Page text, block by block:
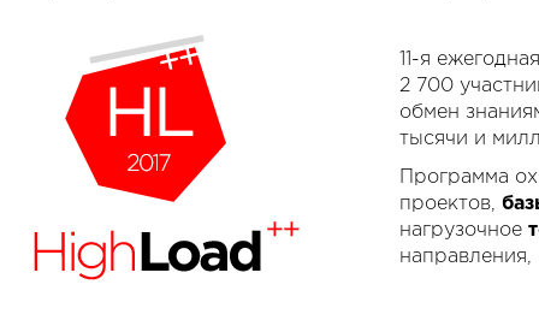
11-я
2 700
обмен
тысячи и
Программа
проектов,
нагрузочное